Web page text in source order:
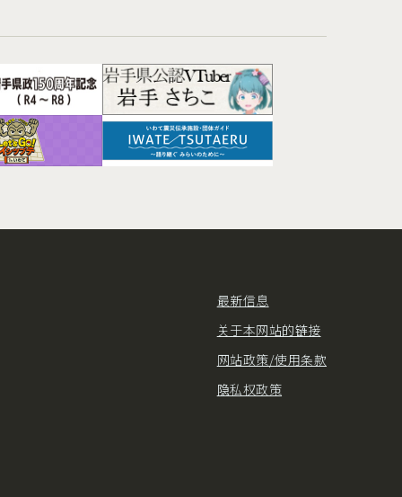
最新信息
关于本网站的链接
网站政策/使用条款
隐私权政策